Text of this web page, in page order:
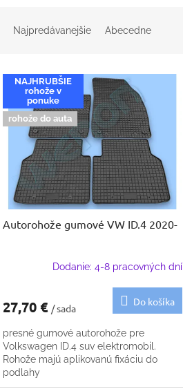
Najpredávanejšie Abecedne
NAJHRUBŠIE
rohože v
ponuke
rohože do auta
Autorohože gumové VW ID.4 2020-
Dodanie: 4-8 pracovných dní
27,70 € / sada
Do košíka
presné gumové autorohože pre
Volkswagen ID.4 suv elektromobil.
Rohože majú aplikovanú fixáciu do
podlahy